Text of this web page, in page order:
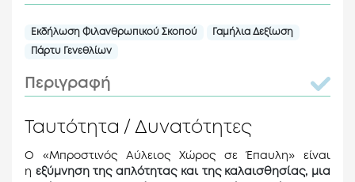
Εκδήλωση Φιλανθρωπικού Σκοπού Γαμήλια Δεξίωση
Πάρτυ Γενεθλίων
Περιγραφή
Ταυτότητα / Δυνατότητες
Ο «Μπροστινός Αύλειος Χώρος σε Έπαυλη» είναι
η εξύμνηση της απλότητας και της καλαισθησίας, μια